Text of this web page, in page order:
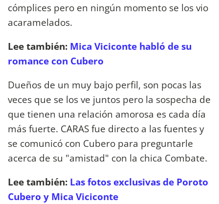
cómplices pero en ningún momento se los vio
acaramelados.
Lee también: Mica Viciconte habló de su
romance con Cubero
Dueños de un muy bajo perfil, son pocas las
veces que se los ve juntos pero la sospecha de
que tienen una relación amorosa es cada día
más fuerte. CARAS fue directo a las fuentes y
se comunicó con Cubero para preguntarle
acerca de su "amistad" con la chica Combate.
Lee también: Las fotos exclusivas de Poroto
Cubero y Mica Viciconte